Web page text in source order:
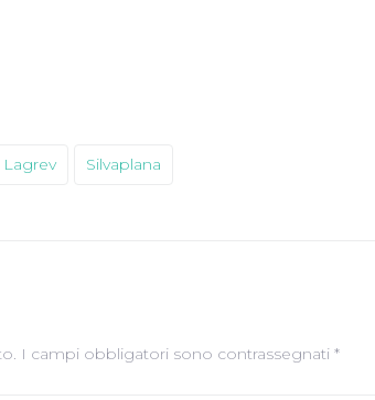
Lagrev Silvaplana
I campi obbligatori sono contrassegnati *